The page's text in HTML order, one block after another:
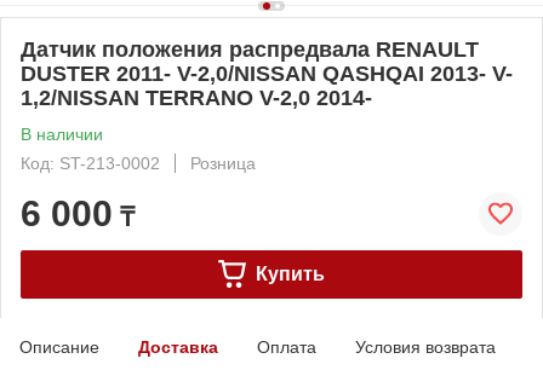
Датчик положения распредвала RENAULT
DUSTER 2011- V-2,0/NISSAN QASHQAI 2013- V-
1,2/NISSAN TERRANO V-2,0 2014-
В наличии
Код: ST-213-0002
Розница
6 000 ₸
Купить
Описание Доставка Оплата Условия возврата